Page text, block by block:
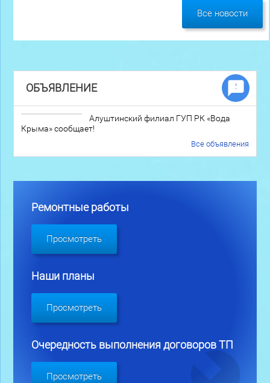
Все новости
ОБЪЯВЛЕНИЕ
Алуштинский филиал ГУП РК «Вода
Крыма» сообщает!
Все объявления
Ремонтные работы
Просмотреть
Наши планы
Просмотреть
Очередность выполнения договоров ТП
Просмотреть